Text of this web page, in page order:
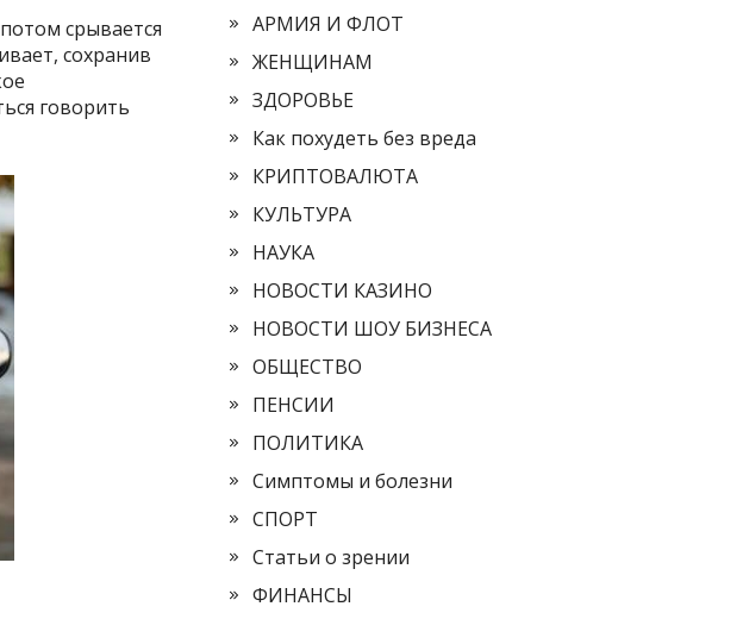
срывается
сохранив
говорить
АРМИЯ И ФЛОТ
ЖЕНЩИНАМ
ЗДОРОВЬЕ
Как похудеть без вреда
КРИПТОВАЛЮТА
КУЛЬТУРА
НАУКА
НОВОСТИ КАЗИНО
НОВОСТИ ШОУ БИЗНЕСА
ОБЩЕСТВО
ПЕНСИИ
ПОЛИТИКА
Симптомы и болезни
СПОРТ
Статьи о зрении
ФИНАНСЫ